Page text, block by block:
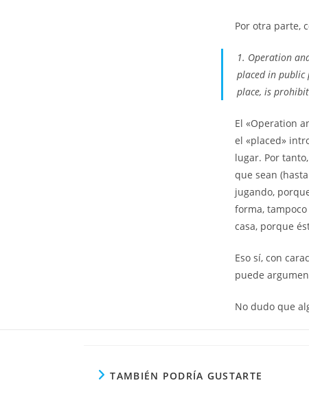
Por otra parte,
1. Operation
placed in public
place, is
El «Operation
el «placed»
lugar. Por
que sean
jugando,
forma,
casa, porque
Eso sí, con
puede
No dudo que
TAMBIÉN PODRÍA GUSTARTE